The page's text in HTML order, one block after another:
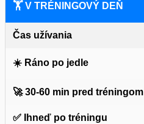
🏋️ V TRÉNINGOVÝ DEŇ
Čas užívania
☀️ Ráno po jedle
🚀 30-60 min pred tréningom
✅ Ihneď po tréningu